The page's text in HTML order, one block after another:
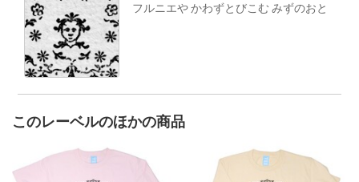
フルニエや かわずとびこむ みずのおと
このレーベルのほかの商品